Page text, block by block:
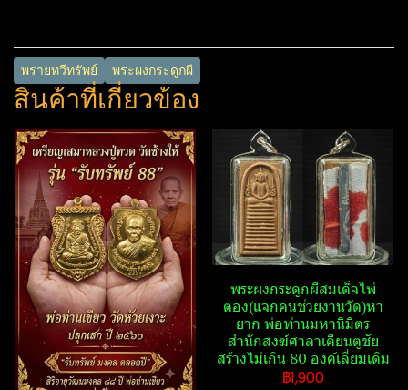
พรายทวีทรัพย์​ พระผงกระดูกผี
สินค้าที่เกี่ยวข้อง
พระผงกระดูก​ผี​สมเด็จไพ่
ตอง(แจกคนช่วยงานวัด)หา
ยาก พ่อท่านมหานิ​มิตร​
สำนักสงฆ์​ศาลา​เคียน​ตู​ชัย​
สร้างไม่เกิน 80 องค์เลี่ยมเดิม
฿1,900